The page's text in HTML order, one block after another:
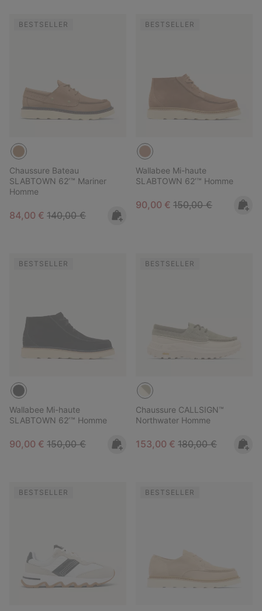
BESTSELLER
Chaussure Bateau
SLABTOWN 62’™ Mariner
Homme
Sale price:
84,00 € Regular price:
140,00 €
BESTSELLER
Wallabee Mi-haute
SLABTOWN 62’™ Homme
Sale price:
90,00 € Regular price:
150,00 €
BESTSELLER
Wallabee Mi-haute
SLABTOWN 62’™ Homme
Sale price:
90,00 € Regular price:
150,00 €
BESTSELLER
Chaussure CALLSIGN™
Northwater Homme
Sale price:
153,00 € Regular price:
180,00 €
BESTSELLER BESTSELLER